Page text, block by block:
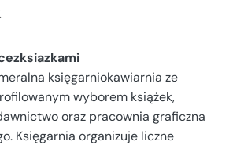
księgarniokawiarnia ze
wyborem książek,
oraz pracownia graficzna
Księgarnia organizuje liczne